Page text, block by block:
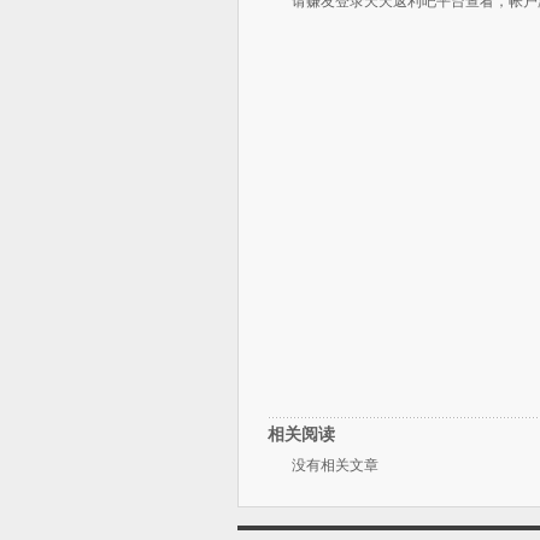
相关阅读
没有相关文章